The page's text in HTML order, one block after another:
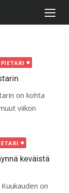
PIETARI
on kohta
viikon
keväistä
on